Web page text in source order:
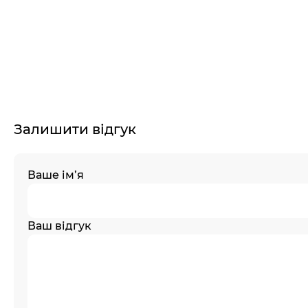
Залишити відгук
Ваше ім’я
Ваш відгук